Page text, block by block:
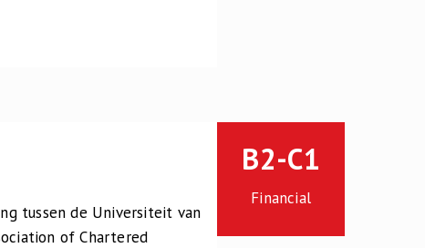
tussen de Universiteit van
of Chartered
B2-C1
Financial